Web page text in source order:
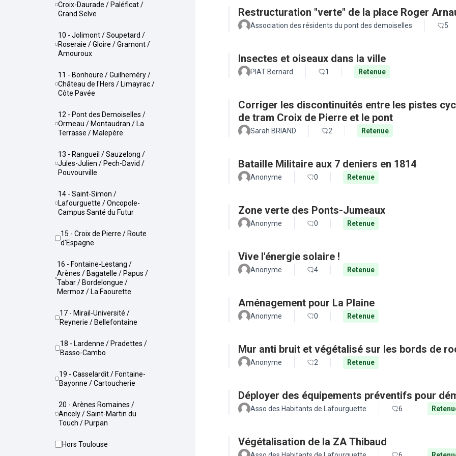
Croix-Daurade / Paléficat /
Grand Selve
10 - Jolimont / Soupetard /
Roseraie / Gloire / Gramont /
Amouroux
11 - Bonhoure / Guilheméry /
Château de l'Hers / Limayrac /
Côte Pavée
12 - Pont des Demoiselles /
Ormeau / Montaudran / La
Terrasse / Malepère
13 - Rangueil / Sauzelong /
Jules-Julien / Pech-David /
Pouvourville
14 - Saint-Simon /
Lafourguette / Oncopole-
Campus Santé du Futur
15 - Croix de Pierre / Route
d'Espagne
16 - Fontaine-Lestang /
Arènes / Bagatelle / Papus /
Tabar / Bordelongue /
Mermoz / La Faourette
17 - Mirail-Université /
Reynerie / Bellefontaine
18 - Lardenne / Pradettes /
Basso-Cambo
19 - Casselardit / Fontaine-
Bayonne / Cartoucherie
20 - Arènes Romaines /
Ancely / Saint-Martin du
Touch / Purpan
Hors Toulouse
Restructuration "verte" de la place Roger
Association des résidents du pont des demoiselles 5
Insectes et oiseaux dans la ville
PIAT Bernard 1 Retenue
Corriger les discontinuités entre les pistes
de tram Croix de Pierre et le pont
Sarah BRIAND 2 Retenue
Bataille Militaire aux 7 deniers en 1814
Anonyme 0 Retenue
Zone verte des Ponts-Jumeaux
Anonyme 0 Retenue
Vive l'énergie solaire !
Anonyme 4 Retenue
Aménagement pour La Plaine
Anonyme 0 Retenue
Mur anti bruit et végétalisé sur les bords de
Anonyme 2 Retenue
Déployer des équipements préventifs pour
Asso des Habitants de Lafourguette 6
Végétalisation de la ZA Thibaud